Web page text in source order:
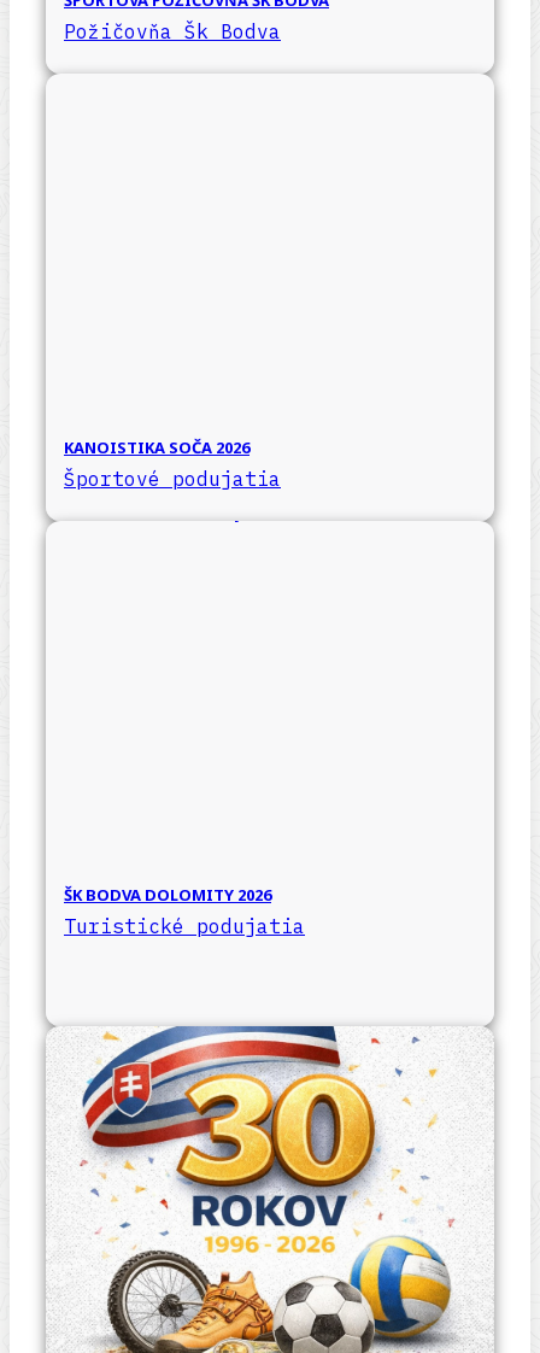
Požičovňa Šk Bodva
KANOISTIKA SOČA 2026
Športové podujatia
ŠK BODVA DOLOMITY 2026
Turistické podujatia